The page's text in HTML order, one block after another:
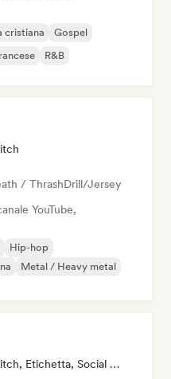
cristiana
Gospel
R&B
/ ThrashDrill/Jersey
YouTube,
Hip-hop
Metal / Heavy metal
Canale Youtube/Twitch, Etichetta, Social Media Influencer